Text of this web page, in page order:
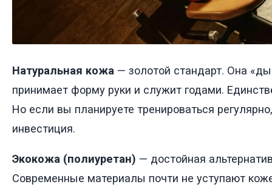
Натуральная кожа — золотой стандарт. Она
принимает форму руки и служит годами.
Но если вы планируете тренироваться
инвестиция.
Экокожа (полиуретан) — достойная
Современные материалы почти не уступают